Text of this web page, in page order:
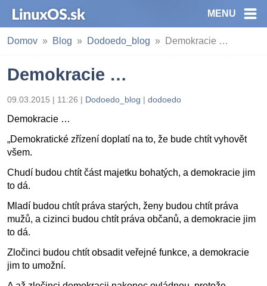
MENU
Domov Blog Dodoedo_blog Demokracie …
Demokracie …
09.03.2015 | 11:26 | Dodoedo_blog | dodoedo
Demokracie …
„Demokratické zřízení doplatí na to, že bude chtít vyhovět
všem.
Chudí budou chtít část majetku bohatých, a demokracie jim
to dá.
Mladí budou chtít práva starých, ženy budou chtít práva
mužů, a cizinci budou chtít práva občanů, a demokracie jim
to dá.
Zločinci budou chtít obsadit veřejné funkce, a demokracie
jim to umožní.